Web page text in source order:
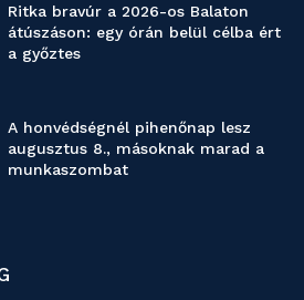
Ritka bravúr a 2026-os Balaton
átúszáson: egy órán belül célba ért
a győztes
A honvédségnél pihenőnap lesz
augusztus 8., másoknak marad a
munkaszombat